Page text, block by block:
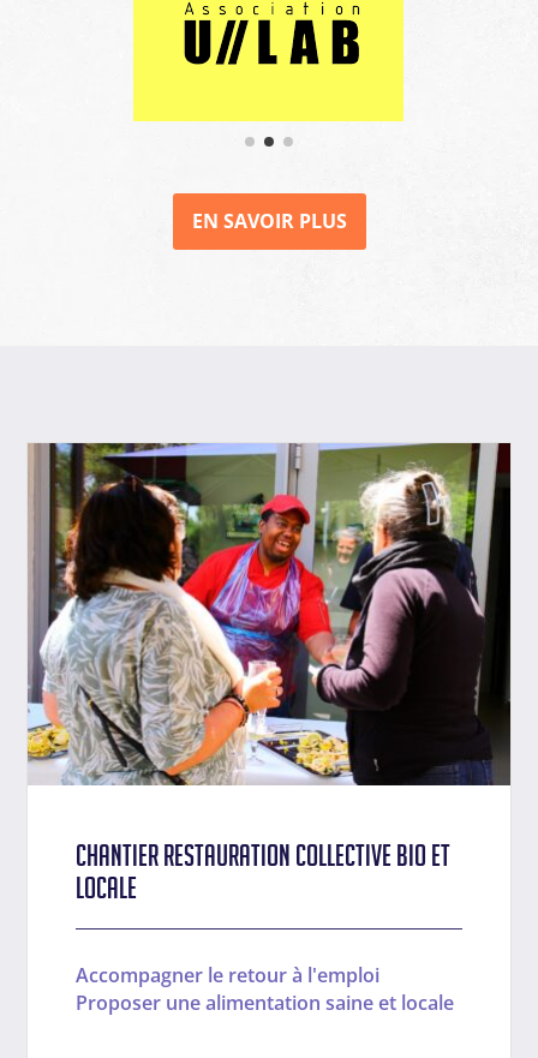
EN SAVOIR PLUS
Chantier Restauration collective bio et
locale
Accompagner le retour à l'emploi
Proposer une alimentation saine et locale